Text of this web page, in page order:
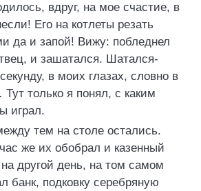
вдруг, на мое счастие, в
Его на котлеты резать
да и запой! Вижу: побледнел
и зашатался. Шатался-
в моих глазах, словно в
только я понял, с каким
играл.
тем на столе остались.
же их обобрал и казенный
другой день, на том самом
банк, подковку серебряную